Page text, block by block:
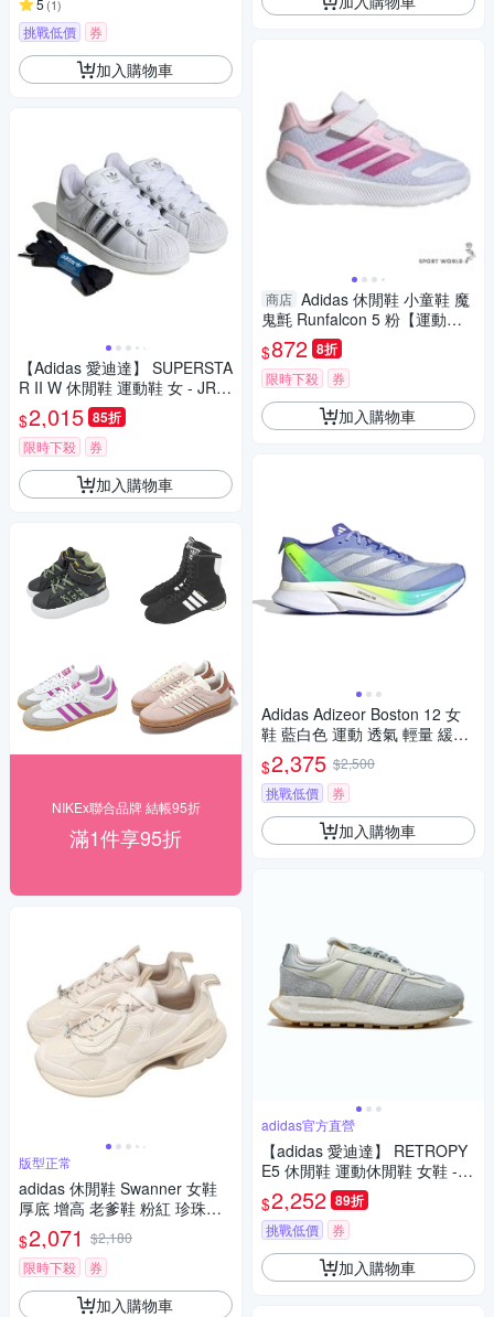
5 (1)
挑戰低價 券
加入購物車
【Adidas 愛迪達】 SUPERSTA
R II W 休閒鞋 運動鞋 女 - JR4
233
$2,015 85折
限時下殺 券
加入購物車
NIKEx聯合品牌 結帳95折
滿1件享95折
版型正常
adidas 休閒鞋 Swanner 女鞋
厚底 增高 老爹鞋 粉紅 珍珠吊
飾 愛迪達 JP6533
$2,071 $2,180
限時下殺
券
加入購物車
商店 Adidas 休閒鞋 小童鞋 魔
鬼氈 Runfalcon 5 粉【運動世
界】JP9409
$872 8折
限時下殺 券
加入購物車
Adidas Adizeor Boston 12 女
鞋 藍白色 運動 透氣 輕量 緩震
跑鞋 慢跑鞋 IF9220
$2,375 $2,500
挑戰低價
券
加入購物車
adidas官方直營
【adidas 愛迪達】 RETROPY
E5 休閒鞋 運動休閒鞋 女鞋 - O
riginals ID8292
$2,252 89折
挑戰低價 券
加入購物車